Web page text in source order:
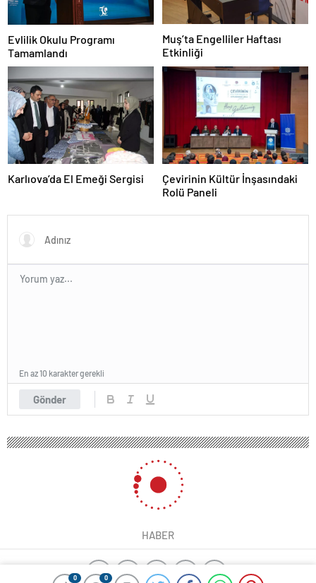
0 0
Evlilik Okulu Programı
Tamamlandı
Muş’ta Engelliler Haftası
Etkinliği
Karlıova’da El Emeği Sergisi
Çevirinin Kültür İnşasındaki
Rolü Paneli
Gönder
En az 10 karakter gerekli
HABER